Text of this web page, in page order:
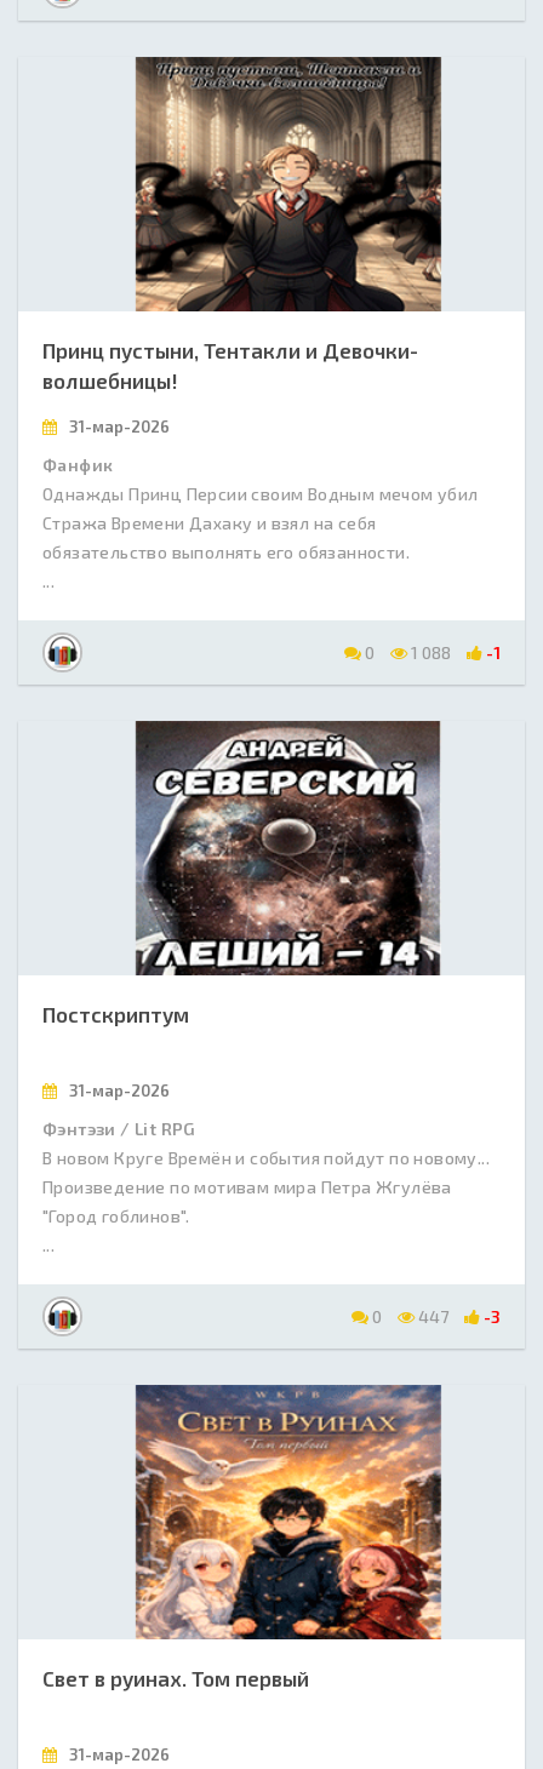
Принц пустыни, Тентакли и Девочки-
волшебницы!
31-мар-2026
Фанфик
Однажды Принц Персии своим Водным мечом убил
Стража Времени Дахаку и взял на себя
обязательство выполнять его обязанности.
...
0 1 088 -1
Постскриптум
31-мар-2026
Фэнтэзи / Lit RPG
В новом Круге Времён и события пойдут по новому...
Произведение по мотивам мира Петра Жгулёва
"Город гоблинов".
...
0 447 -3
Свет в руинах. Том первый
31-мар-2026